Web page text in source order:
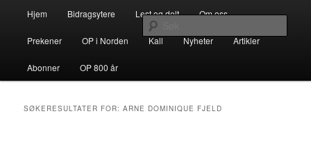
Dominikanerordenen i Norden
Hjem Bidragsytere Lest og delt Om oss
Prekener OP i Norden Kall Nyheter Artikler
Abonner OP 800 år
SØKERESULTATER FOR:ARNE DOMINIQUE FJELD